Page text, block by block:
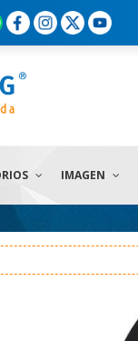
IMAGEN